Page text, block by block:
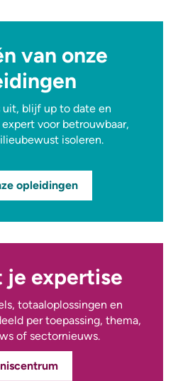
van onze
uit, blijf up to date en
voor betrouwbaar,
isoleren.
opleidingen
je expertise
totaaloplossingen en
per toepassing, thema,
of sectornieuws.